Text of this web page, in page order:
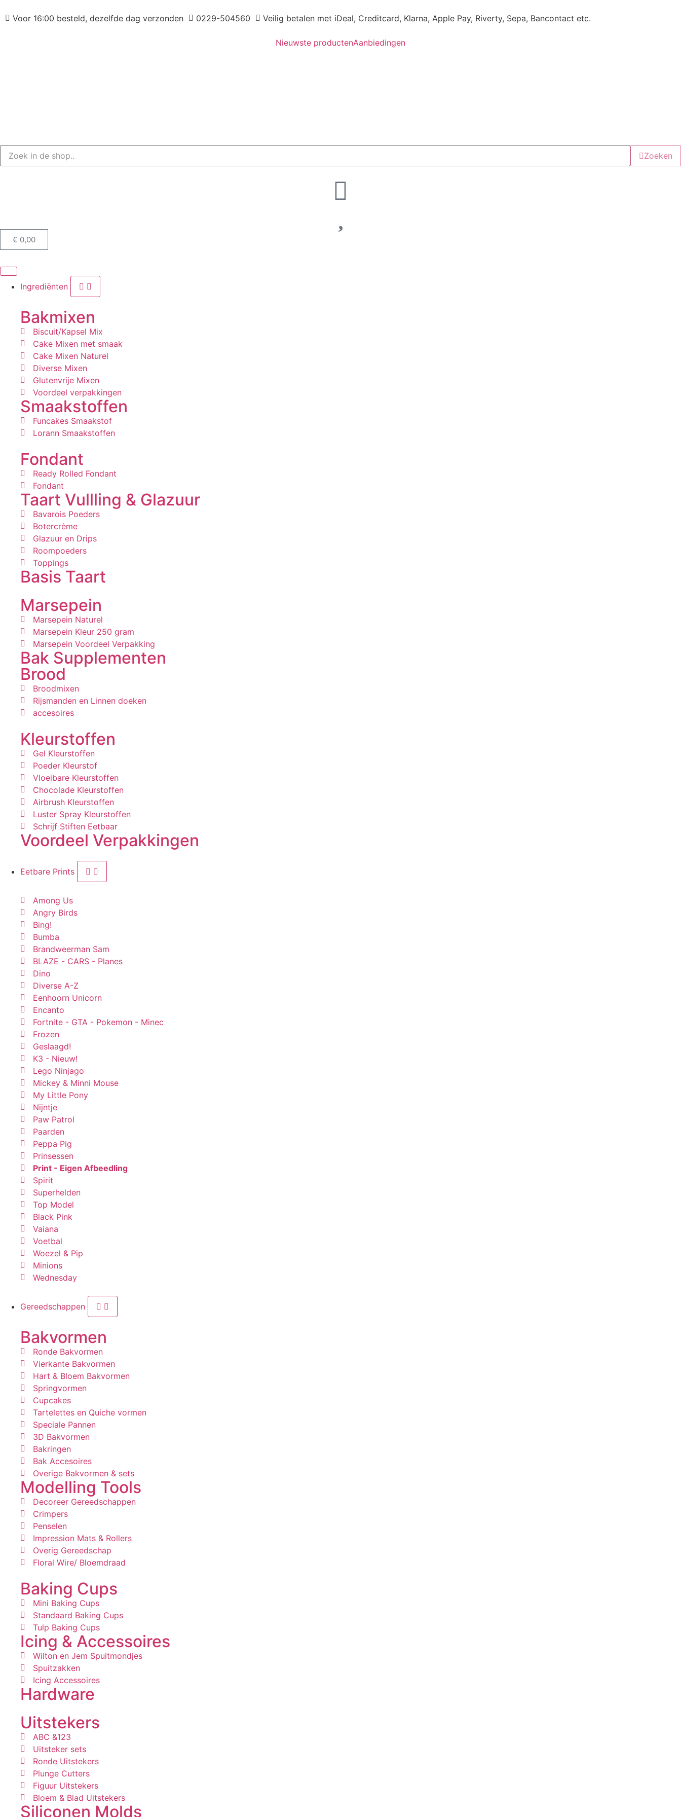
Voor 16:00 besteld, dezelfde dag verzonden 0229-504560 Veilig betalen met iDeal, Creditcard, Klarna, Apple Pay, Riverty, Sepa, Bancontact etc.
Nieuwste productenAanbiedingen
Zoeken
€ 0,00
Ingrediënten
Bakmixen
Biscuit/Kapsel Mix
Cake Mixen met smaak
Cake Mixen Naturel
Diverse Mixen
Glutenvrije Mixen
Voordeel verpakkingen
Smaakstoffen
Funcakes Smaakstof
Lorann Smaakstoffen
Fondant
Ready Rolled Fondant
Fondant
Taart Vullling & Glazuur
Bavarois Poeders
Botercrème
Glazuur en Drips
Roompoeders
Toppings
Basis Taart
Marsepein
Marsepein Naturel
Marsepein Kleur 250 gram
Marsepein Voordeel Verpakking
Bak Supplementen
Brood
Broodmixen
Rijsmanden en Linnen doeken
accesoires
Kleurstoffen
Gel Kleurstoffen
Poeder Kleurstof
Vloeibare Kleurstoffen
Chocolade Kleurstoffen
Airbrush Kleurstoffen
Luster Spray Kleurstoffen
Schrijf Stiften Eetbaar
Voordeel Verpakkingen
Eetbare Prints
Among Us
Angry Birds
Bing!
Bumba
Brandweerman Sam
BLAZE - CARS - Planes
Dino
Diverse A-Z
Eenhoorn Unicorn
Encanto
Fortnite - GTA - Pokemon - Minec
Frozen
Geslaagd!
K3 - Nieuw!
Lego Ninjago
Mickey & Minni Mouse
My Little Pony
Nijntje
Paw Patrol
Paarden
Peppa Pig
Prinsessen
Print - Eigen Afbeedling
Spirit
Superhelden
Top Model
Black Pink
Vaiana
Voetbal
Woezel & Pip
Minions
Wednesday
Gereedschappen
Bakvormen
Ronde Bakvormen
Vierkante Bakvormen
Hart & Bloem Bakvormen
Springvormen
Cupcakes
Tartelettes en Quiche vormen
Speciale Pannen
3D Bakvormen
Bakringen
Bak Accesoires
Overige Bakvormen & sets
Modelling Tools
Decoreer Gereedschappen
Crimpers
Penselen
Impression Mats & Rollers
Overig Gereedschap
Floral Wire/ Bloemdraad
Baking Cups
Mini Baking Cups
Standaard Baking Cups
Tulp Baking Cups
Icing & Accessoires
Wilton en Jem Spuitmondjes
Spuitzakken
Icing Accessoires
Hardware
Uitstekers
ABC &123
Uitsteker sets
Ronde Uitstekers
Plunge Cutters
Figuur Uitstekers
Bloem & Blad Uitstekers
Siliconen Molds